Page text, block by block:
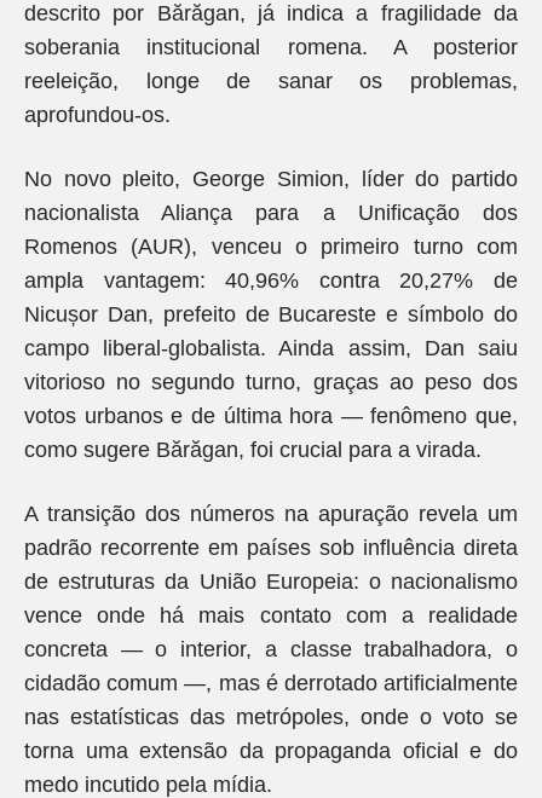
descrito por Bărăgan, já indica a fragilidade da
soberania institucional romena. A posterior
reeleição, longe de sanar os problemas,
aprofundou-os.
No novo pleito, George Simion, líder do partido
nacionalista Aliança para a Unificação dos
Romenos (AUR), venceu o primeiro turno com
ampla vantagem: 40,96% contra 20,27% de
Nicușor Dan, prefeito de Bucareste e símbolo do
campo liberal-globalista. Ainda assim, Dan saiu
vitorioso no segundo turno, graças ao peso dos
votos urbanos e de última hora — fenômeno que,
como sugere Bărăgan, foi crucial para a virada.
A transição dos números na apuração revela um
padrão recorrente em países sob influência direta
de estruturas da União Europeia: o nacionalismo
vence onde há mais contato com a realidade
concreta — o interior, a classe trabalhadora, o
cidadão comum —, mas é derrotado artificialmente
nas estatísticas das metrópoles, onde o voto se
torna uma extensão da propaganda oficial e do
medo incutido pela mídia.